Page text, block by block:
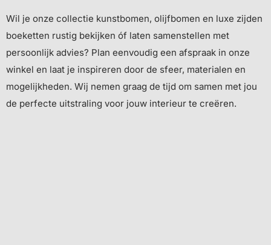
Wil je onze collectie kunstbomen, olijfbomen en luxe zijden
boeketten rustig bekijken óf laten samenstellen met
persoonlijk advies? Plan eenvoudig een afspraak in onze
winkel en laat je inspireren door de sfeer, materialen en
mogelijkheden. Wij nemen graag de tijd om samen met jou
de perfecte uitstraling voor jouw interieur te creëren.